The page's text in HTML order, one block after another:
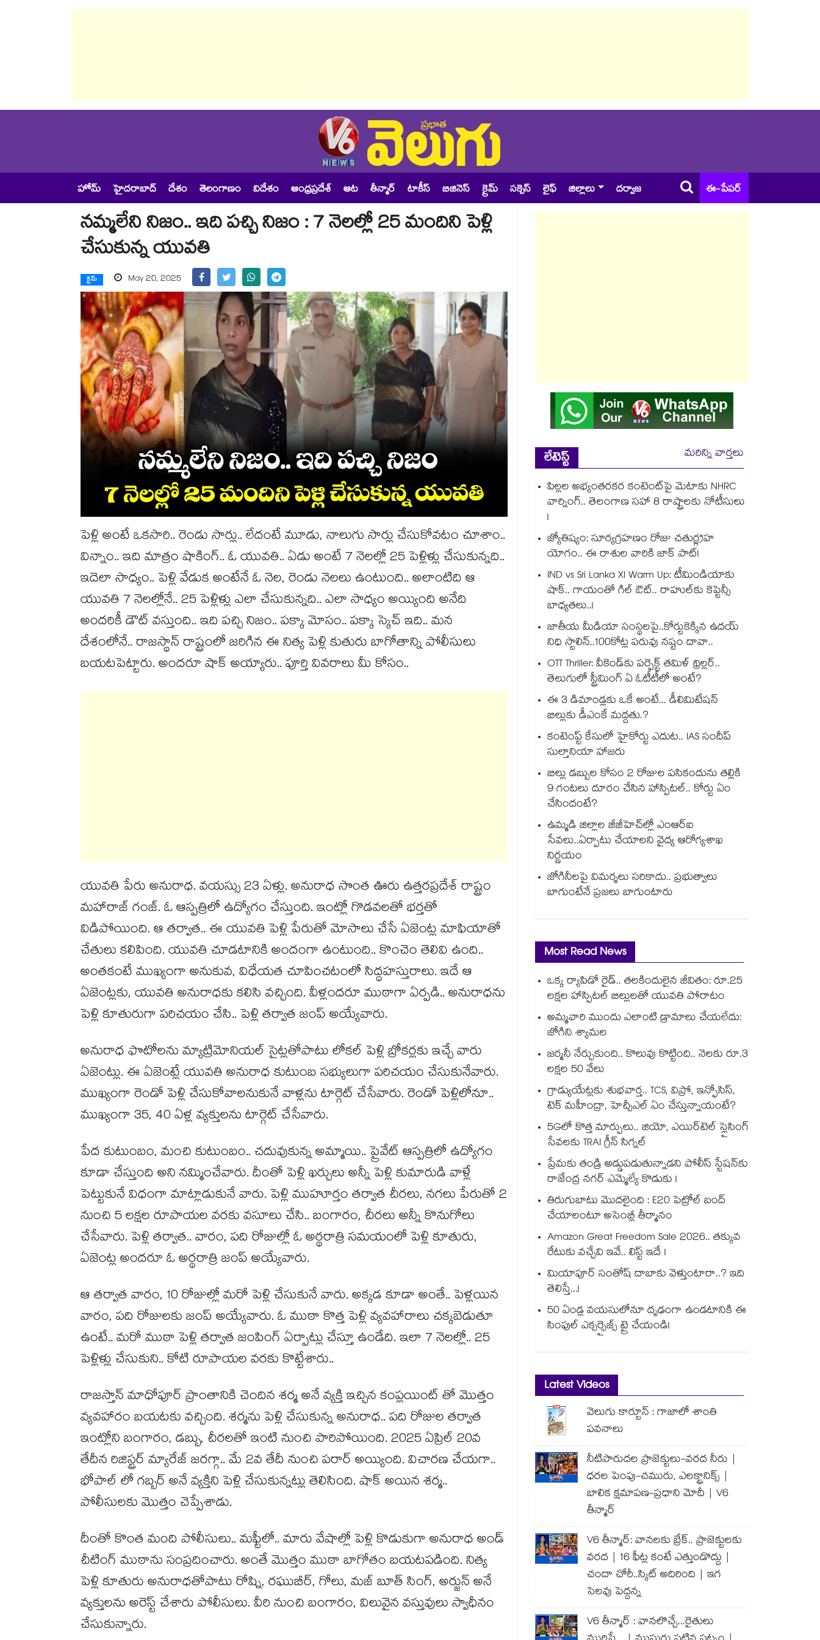
హోమ్ హైదరాబాద్ దేశం తెలంగాణం విదేశం ఆంధ్రప్రదేశ్ ఆట తీన్మార్ టాకీస్ బిజినెస్ క్రైమ్ సక్సెస్ లైఫ్ జిల్లాలు దర్వాజ ఈ-పేపర్
నమ్మలేని నిజం.. ఇది పచ్చి నిజం : 7 నెలల్లో 25 మందిని పెళ్లి
చేసుకున్న యువతి
క్రైమ్ May 20, 2025
పెళ్లి అంటే ఒకసారి.. రెండు సార్లు.. లేదంటే మూడు, నాలుగు సార్లు చేసుకోవటం చూశాం..
విన్నాం.. ఇది మాత్రం షాకింగ్.. ఓ యువతి.. ఏడు అంటే 7 నెలల్లో 25 పెళ్లిళ్లు చేసుకున్నది..
ఇదెలా సాధ్యం.. పెళ్లి వేడుక అంటేనే ఓ నెల, రెండు నెలలు ఉంటుంది.. అలాంటిది ఆ
యువతి 7 నెలల్లోనే.. 25 పెళ్లిళ్లు ఎలా చేసుకున్నది.. ఎలా సాధ్యం అయ్యింది అనేది
అందరికీ డౌట్ వస్తుంది.. ఇది పచ్చి నిజం.. పక్కా మోసం.. పక్కా స్కెచ్ ఇది.. మన
దేశంలోనే.. రాజస్థాన్ రాష్ట్రంలో జరిగిన ఈ నిత్య పెళ్లి కుతురు బాగోతాన్ని పోలీసులు
బయటపెట్టారు. అందరూ షాక్ అయ్యారు.. పూర్తి వివరాలు మీ కోసం..
యువతి పేరు అనురాధ. వయస్సు 23 ఏళ్లు. అనురాధ సొంత ఊరు ఉత్తరప్రదేశ్ రాష్ట్రం
మహారాజ్ గంజ్. ఓ ఆస్పత్రిలో ఉద్యోగం చేస్తుంది. ఇంట్లో గొడవలతో భర్తతో
విడిపోయింది. ఆ తర్వాత.. ఈ యువతి పెళ్లి పేరుతో మోసాలు చేసే ఏజెంట్ల మాఫియాతో
చేతులు కలిపింది. యువతి చూడటానికి అందంగా ఉంటుంది.. కొంచెం తెలివి ఉంది..
అంతకంటే ముఖ్యంగా అనుకువ, విధేయత చూపించటంలో సిద్ధహస్తురాలు. ఇదే ఆ
ఏజెంట్లకు, యువతి అనురాధకు కలిసి వచ్చింది. వీళ్లందరూ ముఠాగా ఏర్పడి.. అనురాధను
పెళ్లి కూతురుగా పరిచయం చేసి.. పెళ్లి తర్వాత జంప్ అయ్యేవారు.
అనురాధ ఫొటోలను మ్యాట్రిమోనియల్ సైట్లతోపాటు లోకల్ పెళ్లి బ్రోకర్లకు ఇచ్చే వారు
ఏజెంట్లు. ఈ ఏజెంట్లే యువతి అనురాధ కుటుంబ సభ్యులుగా పరిచయం చేసుకునేవారు.
ముఖ్యంగా రెండో పెళ్లి చేసుకోవాలనుకునే వాళ్లను టార్గెట్ చేసేవారు. రెండో పెళ్లిలోనూ..
ముఖ్యంగా 35, 40 ఏళ్ల వ్యక్తులను టార్గెట్ చేసేవారు.
పేద కుటుంబం, మంచి కుటుంబం.. చదువుకున్న అమ్మాయి.. ప్రైవేట్ ఆస్పత్రిలో ఉద్యోగం
కూడా చేస్తుంది అని నమ్మించేవారు. దీంతో పెళ్లి ఖర్చులు అన్నీ పెళ్లి కుమారుడి వాళ్లే
పెట్టుకునే విధంగా మాట్లాడుకునే వారు. పెళ్లి ముహూర్తం తర్వాత చీరలు, నగలు పేరుతో 2
నుంచి 5 లక్షల రూపాయల వరకు వసూలు చేసి.. బంగారం, చీరలు అన్నీ కొనుగోలు
చేసేవారు. పెళ్లి తర్వాత.. వారం, పది రోజుల్లో ఓ అర్థరాత్రి సమయంలో పెళ్లి కూతురు,
ఏజెంట్ల అందరూ ఓ అర్థరాత్రి జంప్ అయ్యేవారు.
ఆ తర్వాత వారం, 10 రోజుల్లో మరో పెళ్లి చేసుకునే వారు. అక్కడ కూడా అంతే.. పెళ్లయిన
వారం, పది రోజులకు జంప్ అయ్యేవారు. ఓ ముఠా కొత్త పెళ్లి వ్యవహారాలు చక్కబెడుతూ
ఉంటే.. మరో ముఠా పెళ్లి తర్వాత జంపింగ్ ఏర్పాట్లు చేస్తూ ఉండేది. ఇలా 7 నెలల్లో.. 25
పెళ్లిళ్లు చేసుకుని.. కోటి రూపాయల వరకు కొట్టేశారు..
రాజస్తాన్ మాధోపూర్ ప్రాంతానికి చెందిన శర్మ అనే వ్యక్తి ఇచ్చిన కంప్లయింట్ తో మొత్తం
వ్యవహారం బయటకు వచ్చింది. శర్మను పెళ్లి చేసుకున్న అనురాధ.. పది రోజుల తర్వాత
ఇంట్లోని బంగారం, డబ్బు, చీరలతో ఇంటి నుంచి పారిపోయింది. 2025 ఏప్రిల్ 20వ
తేదీన రిజిస్ట్రర్ మ్యారేజ్ జరగ్గా.. మే 2వ తేదీ నుంచి పరార్ అయ్యింది. విచారణ చేయగా..
భోపాల్ లో గబ్బర్ అనే వ్యక్తిని పెళ్లి చేసుకున్నట్లు తెలిసింది. షాక్ అయిన శర్మ..
పోలీసులకు మొత్తం చెప్పేశాడు.
దీంతో కొంత మంది పోలీసులు.. మఫ్టీలో.. మారు వేషాల్లో పెళ్లి కొడుకుగా అనురాధ అండ్
చీటింగ్ ముఠాను సంప్రదించారు. అంతే మొత్తం ముఠా బాగోతం బయటపడింది. నిత్య
పెళ్లి కూతురు అనురాధతోపాటు రోష్ని, రఘుబీర్, గోలు, మజ్ బూత్ సింగ్, అర్జున్ అనే
వ్యక్తులను అరెస్ట్ చేశారు పోలీసులు. వీరి నుంచి బంగారం, విలువైన వస్తువులు స్వాధీనం
చేసుకున్నారు.
లేటెస్ట్
మరిన్ని వార్తలు
పిల్లల అభ్యంతరకర కంటెంట్‌పై మెటాకు NHRC
వార్నింగ్.. తెలంగాణ సహా 8 రాష్ట్రాలకు నోటీసులు
!
జ్యోతిష్యం: సూర్యగ్రహణం రోజు చతుర్గ్రహ
యోగం.. ఈ రాశుల వారికి జాక్ పాట్!
IND vs Sri Lanka XI Warm Up: టీమిండియాకు
షాక్.. గాయంతో గిల్ ఔట్.. రాహుల్‌కు కెప్టెన్సీ
బాధ్యతలు..!
జాతీయ మీడియా సంస్థలపై..కోర్టుకెక్కిన ఉదయ్
నిధి స్టాలిన్..100కోట్ల పరువు నష్టం దావా..
OTT Thriller: వీకెండ్‌కు పర్ఫెక్ట్ తమిళ్ థ్రిల్లర్..
తెలుగులో స్ట్రీమింగ్ ఏ ఓటీటీలో అంటే?
ఈ 3 డిమాండ్లకు ఒకే అంటే... డీలిమిటేషన్
బిల్లుకు డీఎంకే మద్దతు.?
కంటెంప్ట్ కేసులో హైకోర్టు ఎదుట.. IAS సందీప్
సుల్తానియా హాజరు
బిల్లు డబ్బుల కోసం 2 రోజుల పసికందును తల్లికి
9 గంటలు దూరం చేసిన హాస్పిటల్.. కోర్టు ఏం
చేసిందంటే?
ఉమ్మడి జిల్లాల జీజీహెచ్‌‌ల్లో ఎంఆర్ఐ
సేవలు..ఏర్పాటు చేయాలని వైద్య ఆరోగ్యశాఖ
నిర్ణయం
జోగినీలపై విమర్శలు సరికాదు.. ప్రభుత్వాలు
బాగుంటేనే ప్రజలు బాగుంటారు
Most Read News
ఒక్క ర్యాపిడో రైడ్.. తలకిందులైన జీవితం: రూ.25
లక్షల హాస్పిటల్ బిల్లులతో యువతి పోరాటం
అమ్మవారి ముందు ఎలాంటి డ్రామాలు చేయలేదు:
జోగిని శ్యామల
జర్మనీ నేర్చుకుంది.. కొలువు కొట్టింది.. నెలకు రూ.3
లక్షల 50 వేలు
గ్రాడ్యుయేట్లకు శుభవార్త.. TCS, విప్రో, ఇన్ఫోసిస్,
టెక్ మహీంద్రా, హెచ్సీఎల్ ఏం చేస్తున్నాయంటే?
5Gలో కొత్త మార్పులు.. జియో, ఎయిర్‌టెల్ స్లైసింగ్
సేవలకు TRAI గ్రీన్ సిగ్నల్
ప్రేమకు తండ్రి అడ్డుపడుతున్నాడని పోలీస్ స్టేషన్⁪కు
రాజేంద్ర నగర్ ఎమ్మెల్యే కొడుకు !
తిరుగుబాటు మొదలైంది : E20 పెట్రోల్ బంద్
చేయాలంటూ అసెంబ్లీ తీర్మానం
Amazon Great Freedom Sale 2026.. తక్కువ
రేటుకు వచ్చేవి ఇవే.. లిస్ట్ ఇదే !
మియాపూర్ సంతోష్ దాబాకు వెళ్తుంటారా..? ఇది
తెలిస్తే...!
50 ఏండ్ల వయసులోనూ దృఢంగా ఉండటానికి ఈ
సింపుల్ ఎక్సర్సైజ్స్ ట్రై చేయండి!
Latest Videos
వెలుగు కార్టూన్ : గాజాలో శాంతి
పవనాలు
నీటిపారుదల ప్రాజెక్టులు-వరద నీరు |
ధరల పెంపు-చమురు, ఎలక్ట్రానిక్స్ |
బాలిక క్షమాపణ-ప్రధాని మోదీ | V6
తీన్మార్
V6 తీన్మార్: వానలకు బ్రేక్.. ప్రాజెక్టులకు
వరద | 16 ఫీట్ల కంటే ఎత్తుండొద్దు |
చందా చోరీ..స్కిట్ అదిరింది | ఇగ
సెలవు పెద్దన్న
V6 తీన్మార్ : వానలొచ్చే...రైతులు